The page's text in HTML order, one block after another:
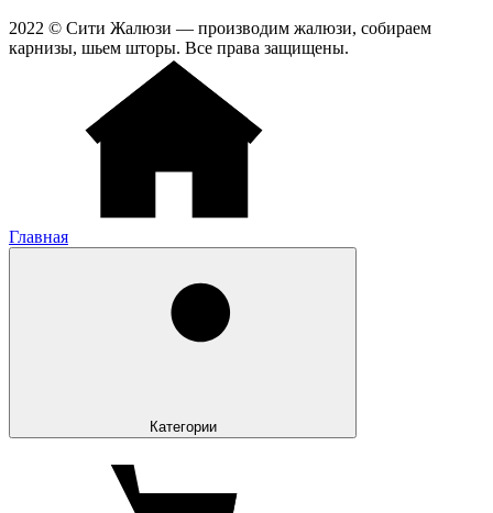
2022 © Сити Жалюзи — производим жалюзи, собираем
карнизы, шьем шторы. Все права защищены.
Главная
Категории